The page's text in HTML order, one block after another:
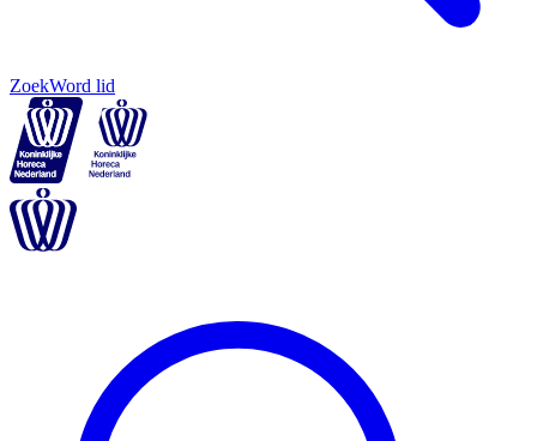
ZoekWord lid